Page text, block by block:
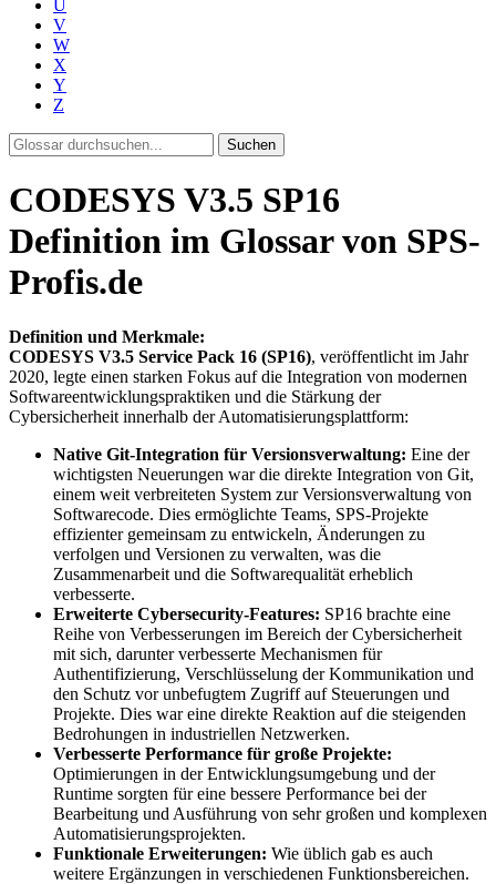
U
V
W
X
Y
Z
Suchen
CODESYS V3.5 SP16
Definition im Glossar von SPS-
Profis.de
Definition und Merkmale:
CODESYS V3.5 Service Pack 16 (SP16), veröffentlicht im Jahr
2020, legte einen starken Fokus auf die Integration von modernen
Softwareentwicklungspraktiken und die Stärkung der
Cybersicherheit innerhalb der Automatisierungsplattform:
Native Git-Integration für Versionsverwaltung: Eine der
wichtigsten Neuerungen war die direkte Integration von Git,
einem weit verbreiteten System zur Versionsverwaltung von
Softwarecode. Dies ermöglichte Teams, SPS-Projekte
effizienter gemeinsam zu entwickeln, Änderungen zu
verfolgen und Versionen zu verwalten, was die
Zusammenarbeit und die Softwarequalität erheblich
verbesserte.
Erweiterte Cybersecurity-Features: SP16 brachte eine
Reihe von Verbesserungen im Bereich der Cybersicherheit
mit sich, darunter verbesserte Mechanismen für
Authentifizierung, Verschlüsselung der Kommunikation und
den Schutz vor unbefugtem Zugriff auf Steuerungen und
Projekte. Dies war eine direkte Reaktion auf die steigenden
Bedrohungen in industriellen Netzwerken.
Verbesserte Performance für große Projekte:
Optimierungen in der Entwicklungsumgebung und der
Runtime sorgten für eine bessere Performance bei der
Bearbeitung und Ausführung von sehr großen und komplexen
Automatisierungsprojekten.
Funktionale Erweiterungen: Wie üblich gab es auch
weitere Ergänzungen in verschiedenen Funktionsbereichen.